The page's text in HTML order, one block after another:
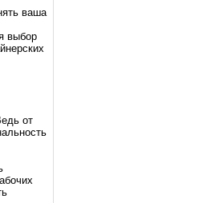
ваша
выбор
от